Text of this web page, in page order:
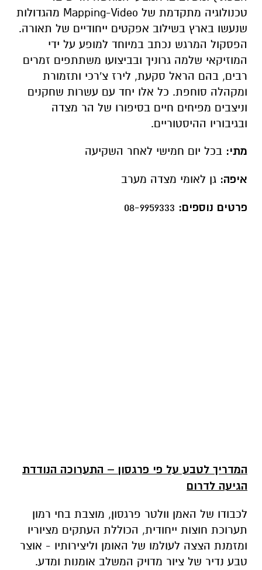
טכנולוגיה מתקדמת של Mapping-Video מהגדולות
שנעשו בארץ בשילוב אפקטים ייחודיים של תאורה.
הפסקול המרגש נכתב במיוחד למופע על ידי
המוזיקאי שלמה גרוניך ובביצועו משתתפים זמרים
רבים, בהם הראל סקעת, לירז צ'רכי ותזמורת
ומקהלה סוחפת. כל אלו יחד עם עשרות שחקנים
וניצבים מפיחים חיים בסיפורו של הר מצדה
ובגיבוריו ההיסטוריים.
מתי: בכל יום חמישי לאחר השקיעה
איפה: גן לאומי מצדה מערב
פרטים נוספים:
המדריך לטבע על פי פרגסון – התערוכה הנודדת
הגיעה לדרום
לכבודו של האמן וולטר פרגסון, מוצבת בחי רמון
תערוכת חוצות ייחודית, הכוללת העתקים מציוריו
ומזמנת הצצה לעולמו של האומן וליצירותיו - אוצר
טבע נדיר של ציור מדויק המשלב אומנות ומדע.